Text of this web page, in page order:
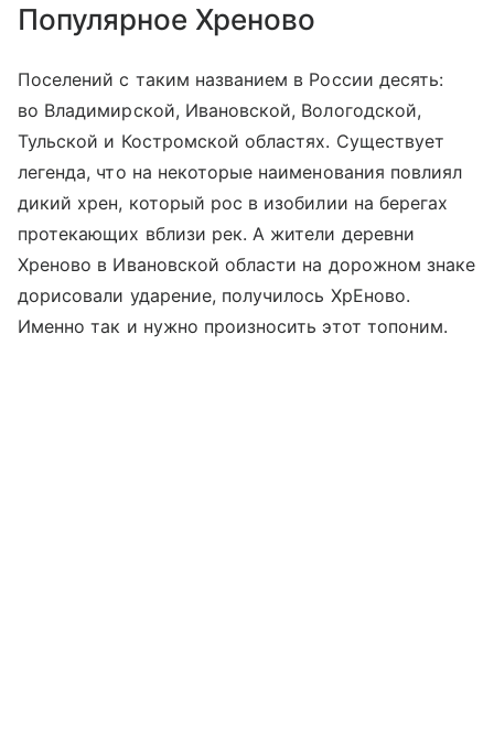
Популярное Хреново
Поселений с таким названием в России десять:
во Владимирской, Ивановской, Вологодской,
Тульской и Костромской областях. Существует
легенда, что на некоторые наименования повлиял
дикий хрен, который рос в изобилии на берегах
протекающих вблизи рек. А жители деревни
Хреново в Ивановской области на дорожном знаке
дорисовали ударение, получилось ХрЕново.
Именно так и нужно произносить этот топоним.